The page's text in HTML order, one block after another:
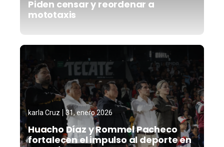
Piden censar y reordenar a
mototaxis
karla Cruz 31, enero 2026
Huacho Díaz y Rommel Pacheco
fortalecen el impulso al deporte en